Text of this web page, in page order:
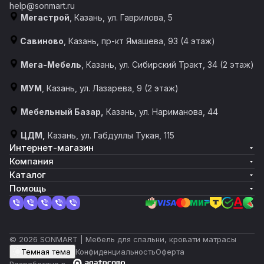
help@sonmart.ru
Мегастрой , Казань, ул. Гаврилова, 5
Савиново , Казань, пр-кт Ямашева, 93 (4 этаж)
Мега-Мебель , Казань, ул. Сибирский Тракт, 34 (2 этаж)
МУМ , Казань, ул. Лазарева, 9 (2 этаж)
Мебельный Базар, Казань, ул. Нариманова, 44
ЦДМ, Казань, ул. Габдуллы Тукая, 115
Интернет-магазин
Компания
Каталог
Помощь
© 2026 SONMART | Мебель для спальни, кровати матрасы
Темная тема
КонфиденциальностьОферта